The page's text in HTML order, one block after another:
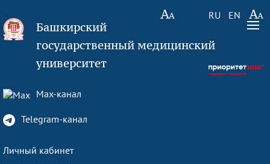
RU EN
Башкирский
государственный медицинский
университет
Max-канал
Telegram-канал
Личный кабинет